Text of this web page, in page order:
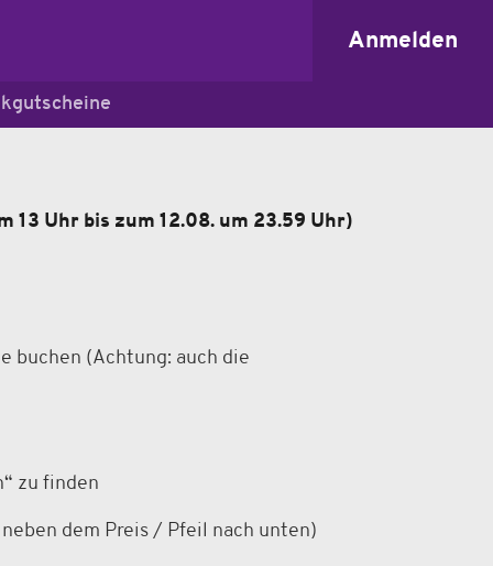
Anmelden
13 Uhr bis zum 12.08. um 23.59 Uhr)
buchen (Achtung: auch die
zu finden
dem Preis / Pfeil nach unten)